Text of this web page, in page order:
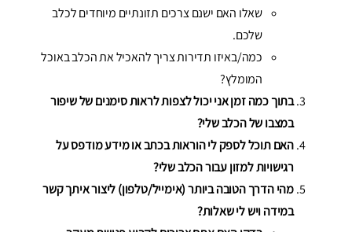
שאלו האם ישנם צרכים תזונתיים מיוחדים לכלב
שלכם.
כמה/באיזו תדירות צריך להאכיל את הכלב באוכל
המומלץ?
בתוך כמה זמן אני יכול לצפות לראות סימנים של שיפור
במצבו של הכלב שלי?
האם תוכל לספק לי הוראות בכתב או מידע מודפס על
רגישויות למזון עבור הכלב שלי?
מהי הדרך הטובה ביותר (אימייל/טלפון) ליצור איתך קשר
במידה ויש לי שאלות?